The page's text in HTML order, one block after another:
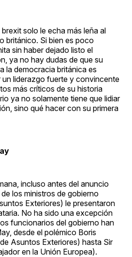
solo le echa más leña al
británico. Si bien es poco
sin haber dejado listo el
ya no hay dudas de que su
la democracia británica es
liderazgo fuerte y convincente
más críticos de su historia
ya no solamente tiene que lidiar
sino qué hacer con su primera
incluso antes del anuncio
los ministros de gobierno
Exteriores) le presentaron
No ha sido una excepción
funcionarios del gobierno han
desde el polémico Boris
Asuntos Exteriores) hasta Sir
en la Unión Europea).